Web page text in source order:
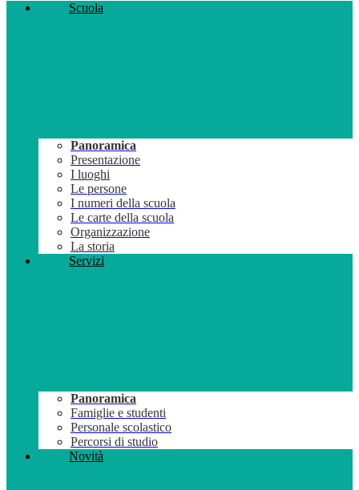
Scuola
Panoramica
Presentazione
I luoghi
Le persone
I numeri della scuola
Le carte della scuola
Organizzazione
La storia
Servizi
Panoramica
Famiglie e studenti
Personale scolastico
Percorsi di studio
Novità